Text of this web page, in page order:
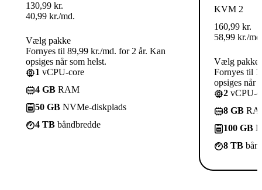
130,99 kr.
40,99 kr./md.
Vælg pakke
Fornyes til 89,99 kr./md. for 2 år. Kan
opsiges når som helst.
1 vCPU-core
4 GB RAM
50 GB NVMe-diskplads
4 TB båndbredde
KVM 2
160,99 kr.
58,99 kr./
Vælg pakke
Fornyes til
opsiges når
2 vCPU-
8 GB
100 GB
8 TB